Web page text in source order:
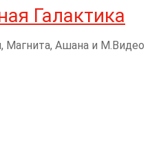
Галактика
Магнита, Ашана и М.Видео